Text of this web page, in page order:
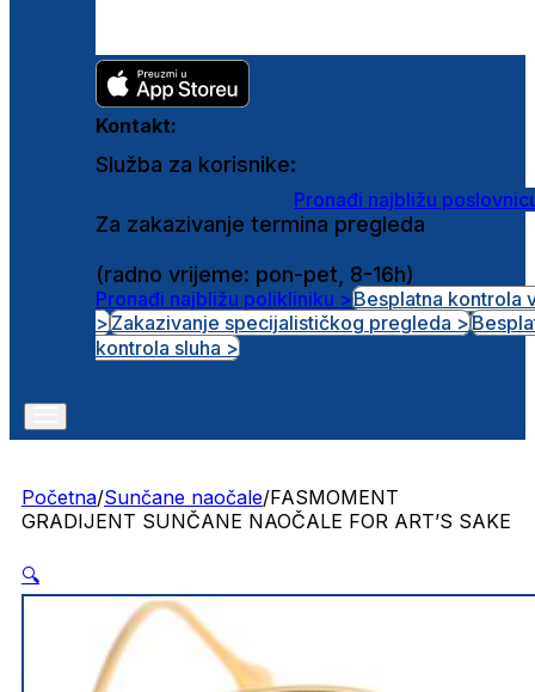
Kontakt:
Služba za korisnike:
Pronađi najbližu
Za zakazivanje termina pregleda
(radno vrijeme: pon-pet, 8-16h)
Pronađi najbližu polikliniku >Besplatna kontrola
>Zakazivanje specijalističkog pregleda >
kontrola sluha >
Početna/Sunčane naočale/FASMOMENT
GRADIJENT SUNČANE NAOČALE FOR ART’S SAKE
🔍